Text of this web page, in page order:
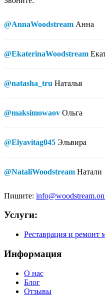
@AnnaWoodstream Анна
@EkaterinaWoodstream
@natasha_tru Наталья
@maksimowaov Ольга
@Elyavitag045 Эльвира
@NataliWoodstream Натали
Пишите:
Услуги:
Реставрация и ремонт
Информация
О нас
Блог
Отзывы